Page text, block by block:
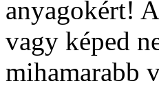
anyagokért!
vagy képed
mihamarabb